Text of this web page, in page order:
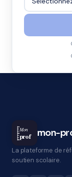
Mon
prof mon-
La plateforme de
soutien scolaire.